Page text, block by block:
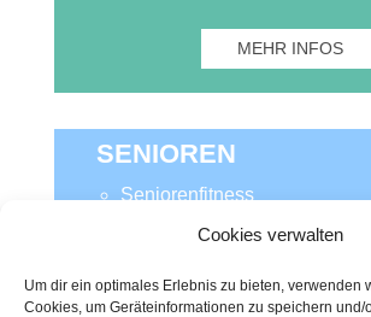
Cookies verwalten
Um dir ein optimales Erlebnis zu bieten, verwenden
Cookies, um Geräteinformationen zu speichern und/
MEHR INFOS
SENIOREN
Seniorenfitness
MEHR INFOS